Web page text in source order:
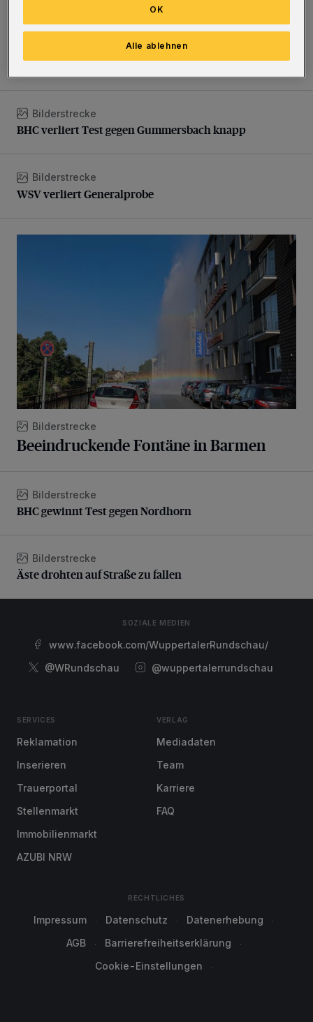
Sommer in der Elberfelder City
BHC verliert Test gegen Gummersbach knapp
Bilderstrecke
BHC verliert Test gegen Gummersbach knapp
WSV verliert Generalprobe
Bilderstrecke
WSV verliert Generalprobe
Bilderstrecke
Beeindruckende Fontäne in Barmen
BHC gewinnt Test gegen Nordhorn
Bilderstrecke
BHC gewinnt Test gegen Nordhorn
Äste drohten auf Straße zu fallen
Bilderstrecke
Äste drohten auf Straße zu fallen
SOZIALE MEDIEN
www.facebook.com/WuppertalerRundschau/
@WRundschau
@wuppertalerrundschau
SERVICES
Reklamation
Inserieren
Trauerportal
Stellenmarkt
Immobilienmarkt
AZUBI NRW
VERLAG
Mediadaten
Team
Karriere
FAQ
RECHTLICHES
Impressum Datenschutz
Datenerhebung
AGB
Barrierefreiheitserklärung
Cookie-Einstellungen
Alle ablehnen
OK